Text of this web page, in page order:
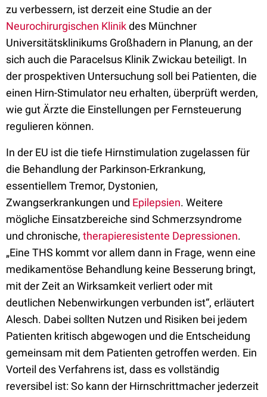
zu verbessern, ist derzeit eine Studie an der
Neurochirurgischen Klinikdes Münchner
Universitätsklinikums Großhadern in Planung, an der
sich auch die Paracelsus Klinik Zwickau beteiligt. In
der prospektiven Untersuchung soll bei Patienten, die
einen Hirn-Stimulator neu erhalten, überprüft werden,
wie gut Ärzte die Einstellungen per Fernsteuerung
regulieren können.
In der EU ist die tiefe Hirnstimulation zugelassen für
die Behandlung der Parkinson-Erkrankung,
essentiellem Tremor, Dystonien,
Zwangserkrankungen und Epilepsien. Weitere
mögliche Einsatzbereiche sind Schmerzsyndrome
und chronische, therapieresistente Depressionen.
„Eine THS kommt vor allem dann in Frage, wenn eine
medikamentöse Behandlung keine Besserung bringt,
mit der Zeit an Wirksamkeit verliert oder mit
deutlichen Nebenwirkungen verbunden ist“, erläutert
Alesch. Dabei sollten Nutzen und Risiken bei jedem
Patienten kritisch abgewogen und die Entscheidung
gemeinsam mit dem Patienten getroffen werden. Ein
Vorteil des Verfahrens ist, dass es vollständig
reversibel ist: So kann der Hirnschrittmacher jederzeit